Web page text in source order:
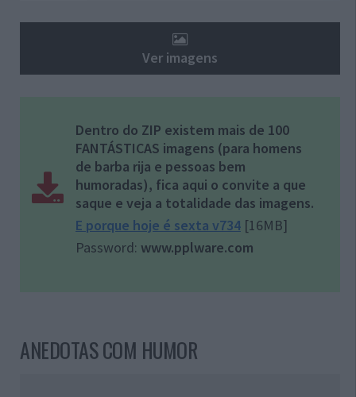
Ver imagens
Dentro do ZIP existem mais de 100
FANTÁSTICAS imagens (para homens
de barba rija e pessoas bem
humoradas), fica aqui o convite a que
saque e veja a totalidade das imagens.
E porque hoje é sexta v734 [16MB]
Password: www.pplware.com
ANEDOTAS COM HUMOR